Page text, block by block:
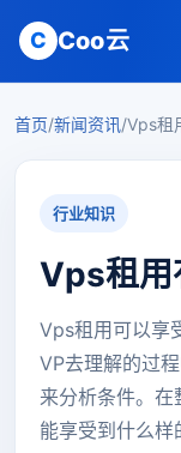
C Coo云
首页/新闻资讯/Vps租
行业知识
Vps租用
Vps租用可以享
VP去理解的过
来分析条件。
能享受到什么样